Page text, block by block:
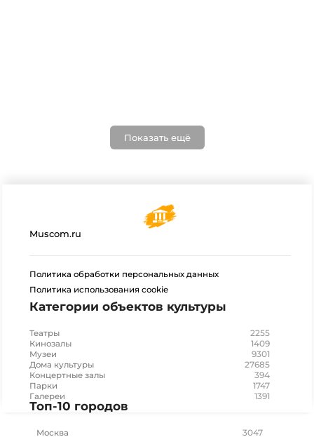
Показать ещё
Muscom.ru
Политика обработки персональных данных
Политика использования cookie
Категории объектов культуры
Театры 2255
Кинозалы 1409
Музеи 9301
Дома культуры 27685
Концертные залы 394
Парки 1747
Галереи 1391
Топ-10 городов
Москва 3047